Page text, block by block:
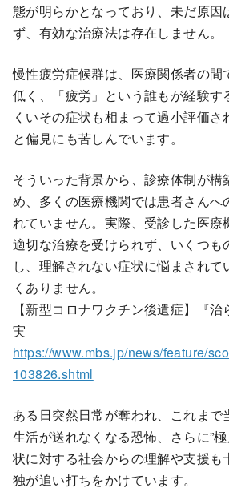
態が明らかとなっており、未だ原因
ず、有効な治療法は存在しません。
慢性疲労症候群は、医療関係者の間
低く、「疲労」という誰もが経験す
くいその症状も相まって過小評価
と偏見にも苦しんでいます。
そういった背景から、診療体制が構
め、多くの医療機関では患者さんへ
れていません。実際、受診した医
適切な治療を受けられず、いくつも
し、理解されない症状に悩まされ
くありません。
【新型コロナワクチン後遺症】『
実
https://www.mbs.jp/news/feature/
103826.shtml
ある日突然日常が奪われ、これまで
生活が送れなくなる恐怖、さらに”
状に対する社会からの理解や支援も
独が追い打ちをかけています。